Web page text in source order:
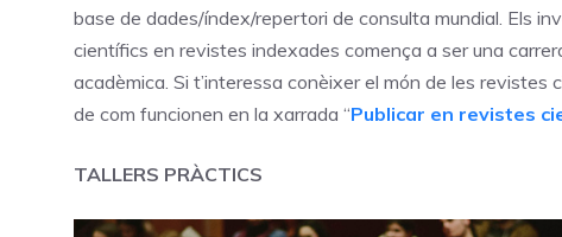
base de dades/índex/repertori de consulta mundial. Els
científics en revistes indexades comença a ser una
acadèmica. Si t’interessa conèixer el món de les
de com funcionen en la xarrada “Publicar en revistes
TALLERS PRÀCTICS